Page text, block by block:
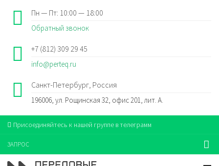
Пн — Пт: 10:00 — 18:00
Обратный звонок
+7 (812) 309 29 45
info@perteq.ru
Санкт-Петербург, Россия
196006, ул. Рощинская 32, офис 201, лит. А.
Присоединяйтесь к нашей группе в телеграмм
ЗАПРОС